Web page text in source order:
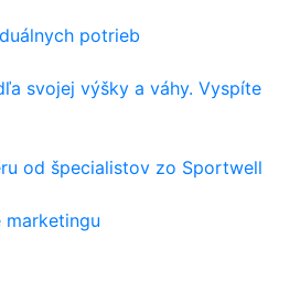
potrieb
svojej výšky a váhy. Vyspíte
od špecialistov zo Sportwell
marketingu